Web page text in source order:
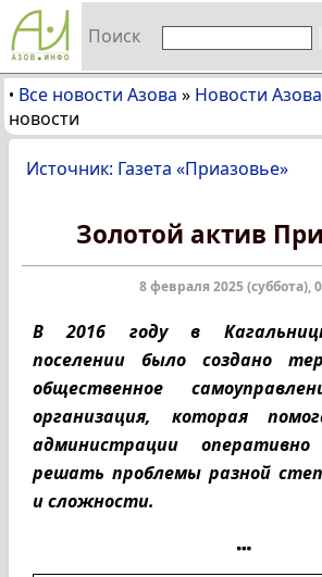
Поиск
• Все новости Азова » Новости Азова
новости
Источник: Газета «Приазовье»
Золотой актив
8 февраля 2025 (суббота),
В 2016 году в
поселении было создано
общественное
организация, которая
администрации
решать проблемы разной
и сложности.